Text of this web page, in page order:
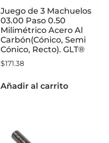
Juego de 3 Machuelos
03.00 Paso 0.50
Milimétrico Acero Al
Carbón(Cónico, Semi
Cónico, Recto). GLT®
$171.38
Añadir al carrito